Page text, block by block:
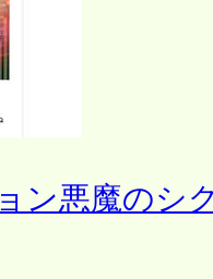
ン悪魔のシ